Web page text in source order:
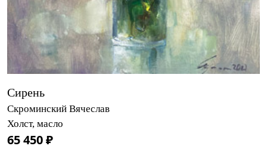
Сирень
Скроминский Вячеслав
Холст, масло
65 450 ₽